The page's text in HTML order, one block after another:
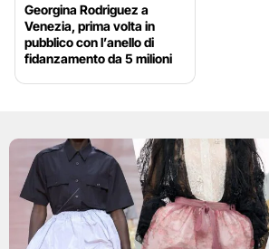
Georgina Rodriguez a
Venezia, prima volta in
pubblico con l’anello di
fidanzamento da 5 milioni